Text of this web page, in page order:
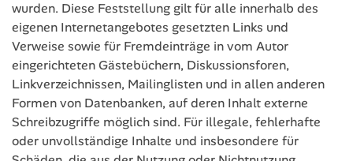
wurden. Diese Feststellung gilt für alle innerhalb des
eigenen Internetangebotes gesetzten Links und
Verweise sowie für Fremdeinträge in vom Autor
eingerichteten Gästebüchern, Diskussionsforen,
Linkverzeichnissen, Mailinglisten und in allen anderen
Formen von Datenbanken, auf deren Inhalt externe
Schreibzugriffe möglich sind. Für illegale, fehlerhafte
oder unvollständige Inhalte und insbesondere für